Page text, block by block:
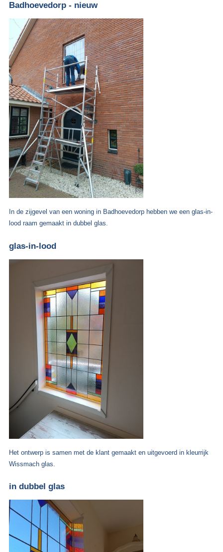
Badhoevedorp - nieuw
In de zijgevel van een woning in Badhoevedorp hebben we een glas-in-
lood raam gemaakt in dubbel glas.
glas-in-lood
Het ontwerp is samen met de klant gemaakt en uitgevoerd in kleurrijk
Wissmach glas.
in dubbel glas